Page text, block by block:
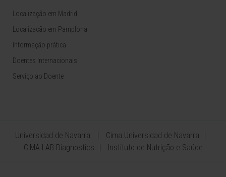
Localização em Madrid
Localização em Pamplona
Informação prática
Doentes Internacionais
Serviço ao Doente
Universidad de Navarra
Cima Universidad de Navarra
CIMA LAB Diagnostics
Instituto de Nutrição e Saúde